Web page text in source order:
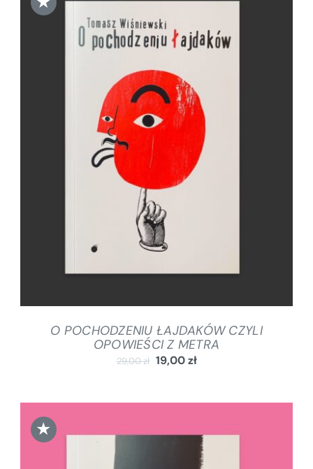
DODAJ DO KOSZYKA / SZCZEGÓŁY
O POCHODZENIU ŁAJDAKÓW CZYLI
OPOWIEŚCI Z METRA
29,00zł 19,00zł
★